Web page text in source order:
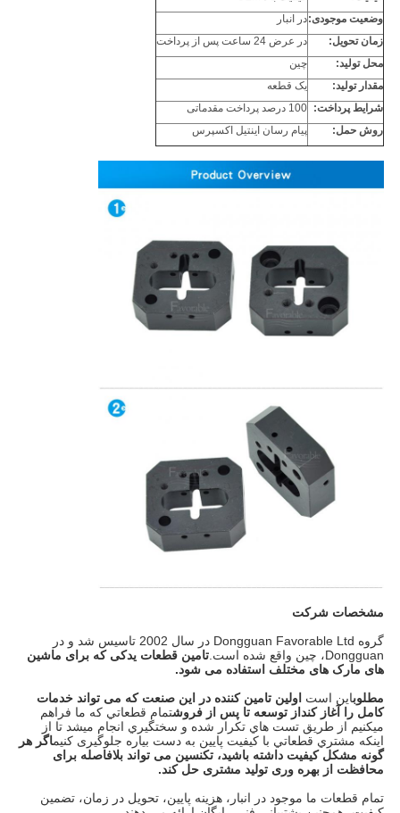
وضعیت موجودی:در انبار
زمان تحویل:
در عرض 24 ساعت پس از پرداخت
محل تولید:
چین
مقدار تولید:
یک قطعه
شرایط پرداخت: 100 درصد پرداخت مقدماتی
روش حمل:
پيام رسان اينتيل اکسپرس
مشخصات شرکت
گروه Dongguan Favorable Ltd در سال 2002 تاسیس شد و در
Dongguan، چین واقع شده است.
تامین قطعات یدکی که برای ماشین
های مارک های مختلف استفاده می شود.
مطلوباین است اولین تامین کننده در این صنعت که می تواند خدمات
کامل را آغاز کنداز توسعه تا پس از فروشتمام قطعاتي که ما فراهم
ميکنيم از طريق تست هاي تکرار شده و سختگيري انجام ميشد تا از
اينکه مشتري قطعاتي با کيفيت پايين به دست بياره جلوگیری کنيماگر هر
گونه مشکل کیفیت داشته باشید، تکنسین می تواند بلافاصله برای
محافظت از بهره وری تولید مشتری حل کند.
تمام قطعات ما موجود در انبار، هزینه پایین، تحویل در زمان، تضمین